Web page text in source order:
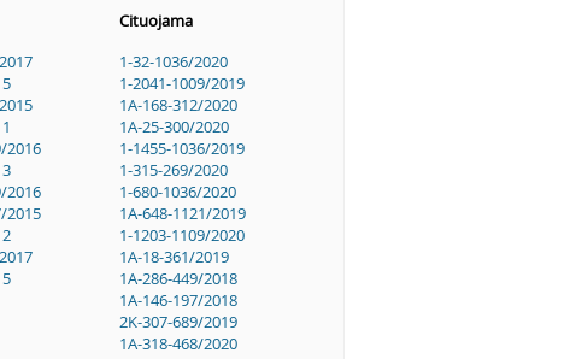
Cituojama
2016
2016
2015
1-32-1036/2020
1-2041-1009/2019
1A-168-312/2020
1A-25-300/2020
1-1455-1036/2019
1-315-269/2020
1-680-1036/2020
1A-648-1121/2019
1-1203-1109/2020
1A-18-361/2019
1A-286-449/2018
1A-146-197/2018
2K-307-689/2019
1A-318-468/2020